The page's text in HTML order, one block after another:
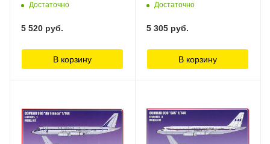
Достаточно
5 520 руб.
В корзину
Достаточно
5 305 руб.
В корзину